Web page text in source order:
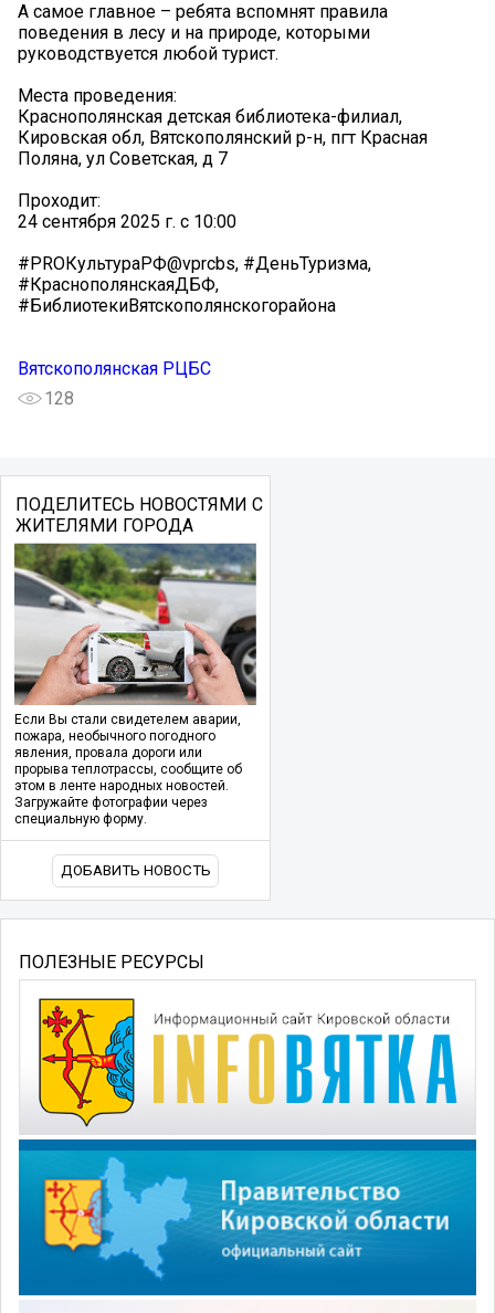
А самое главное – ребята вспомнят правила
поведения в лесу и на природе, которыми
руководствуется любой турист.
Места проведения:
Краснополянская детская библиотека-филиал,
Кировская обл, Вятскополянский р-н, пгт Красная
Поляна, ул Советская, д 7
Проходит:
24 сентября 2025 г. с 10:00
#PROКультураРФ@vprcbs, #ДеньТуризма,
#КраснополянскаяДБФ,
#БиблиотекиВятскополянскогорайона
Вятскополянская РЦБС
128
ПОДЕЛИТЕСЬ НОВОСТЯМИ С
ЖИТЕЛЯМИ ГОРОДА
Если Вы стали свидетелем аварии,
пожара, необычного погодного
явления, провала дороги или
прорыва теплотрассы, сообщите об
этом в ленте народных новостей.
Загружайте фотографии через
специальную форму.
ДОБАВИТЬ НОВОСТЬ
ПОЛЕЗНЫЕ РЕСУРСЫ